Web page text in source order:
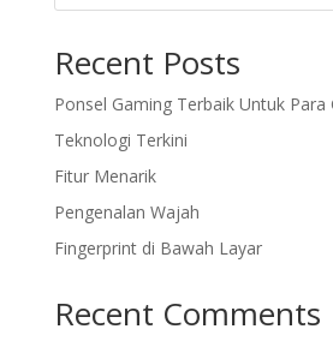
Recent Posts
Ponsel Gaming Terbaik Untuk Para
Teknologi Terkini
Fitur Menarik
Pengenalan Wajah
Fingerprint di Bawah Layar
Recent Comments